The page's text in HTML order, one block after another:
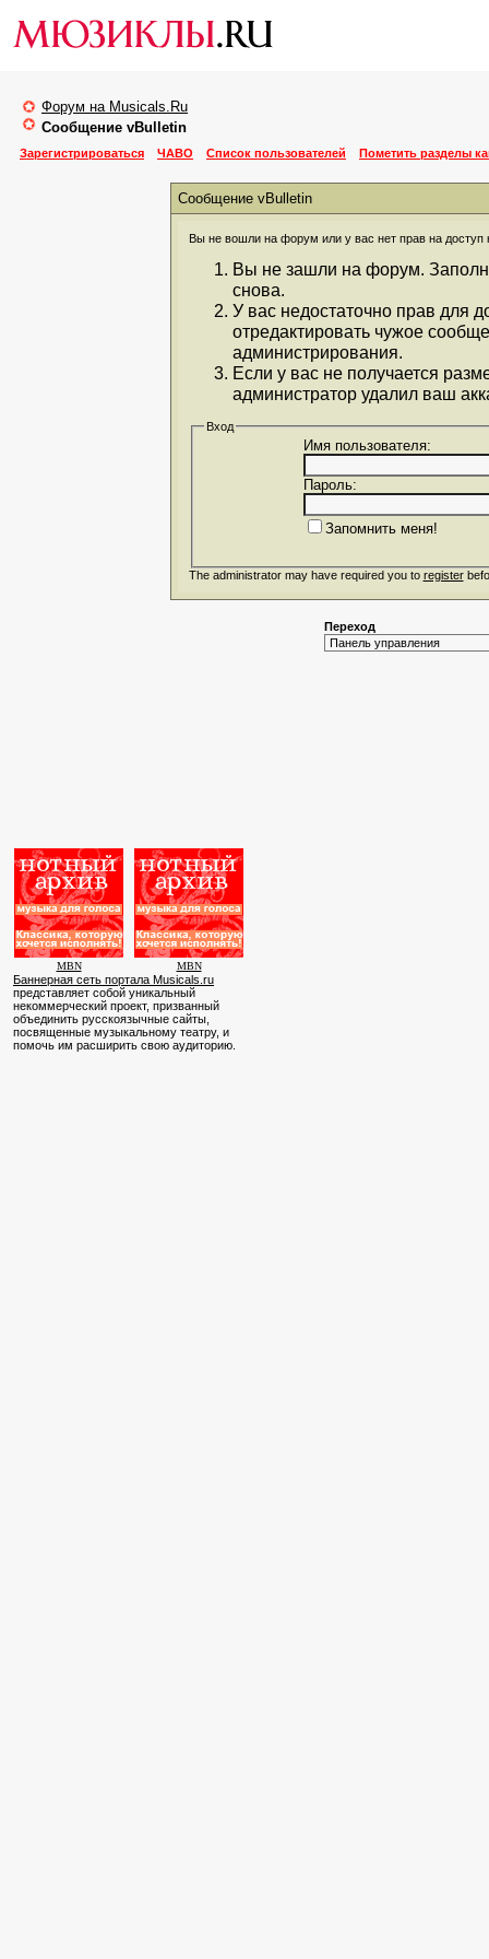
Форум на Musicals.Ru
Сообщение vBulletin
Зарегистрироваться ЧАВО Список пользователей Пометить разделы
Сообщение vBulletin
Вы не вошли на форум или у вас нет прав на доступ
Вы не зашли на форум.
снова.
У вас недостаточно прав для
отредактировать чужое
администрирования.
Если у вас не получается
администратор удалил ваш
Вход
Имя пользователя:
Пароль:
Запомнить меня!
The administrator may have required you to register
Переход
MBN MBN
Баннерная сеть портала Musicals.ru
представляет собой уникальный
некоммерческий проект, призванный
объединить русскоязычные сайты,
посвященные музыкальному театру, и
помочь им расширить свою аудиторию.